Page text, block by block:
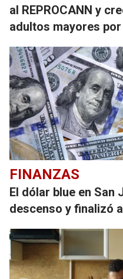
al REPROCANN y
adultos mayores
FINANZAS
El dólar blue en San
descenso y finalizó